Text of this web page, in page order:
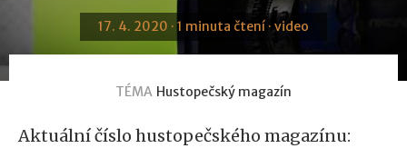
17. 4. 2020 · 1 minuta čtení · video
TÉMA Hustopečský magazín
Aktuální číslo hustopečského magazínu: